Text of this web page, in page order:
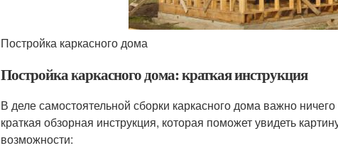
Постройка каркасного дома
Постройка каркасного дома: краткая инструкция
В деле самостоятельной сборки каркасного дома важно
краткая обзорная инструкция, которая поможет увидеть
возможности: